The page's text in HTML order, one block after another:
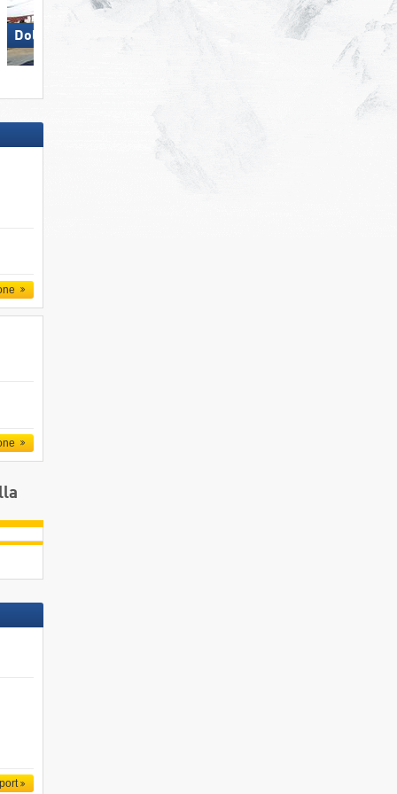
Dolomites Val Gardena Racines-Giovo